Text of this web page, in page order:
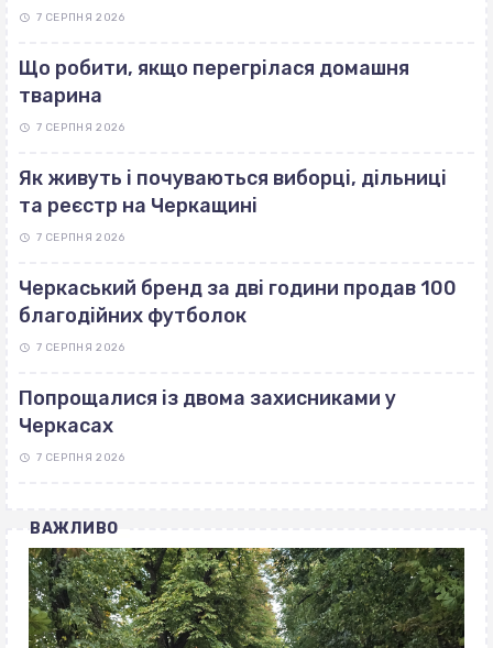
7 СЕРПНЯ 2026
Що робити, якщо перегрілася домашня
тварина
7 СЕРПНЯ 2026
Як живуть і почуваються виборці, дільниці
та реєстр на Черкащині
7 СЕРПНЯ 2026
Черкаський бренд за дві години продав 100
благодійних футболок
7 СЕРПНЯ 2026
Попрощалися із двома захисниками у
Черкасах
7 СЕРПНЯ 2026
ВАЖЛИВО